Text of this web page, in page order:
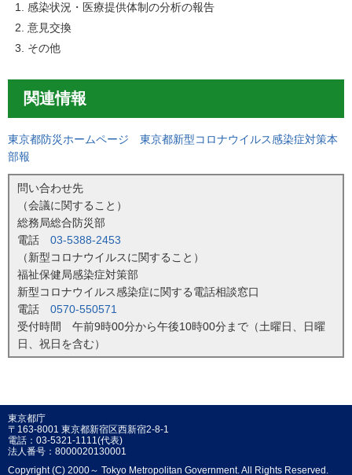
感染状況・医療提供体制の分析の報告
意見交換
その他
関連情報
東京都防災ホームページ 東京都新型コロナウイルス感染症対策本
部報
問い合わせ先
（会議に関すること）
総務局総合防災部
電話 03-5388-2453
（新型コロナウイルスに関すること）
福祉保健局感染症対策部
新型コロナウイルス感染症に関する電話相談窓口
電話 0570-550571
受付時間 午前9時00分から午後10時00分まで（土曜日、日曜
日、祝日を含む）
東京都庁
〒163-8001 東京都新宿区西新宿2-8-1
電話：03-5321-1111(代表)
法人番号：8000020130001
Copyright (C) 2000～ Tokyo Metropolitan Government. All Rights Reserved.